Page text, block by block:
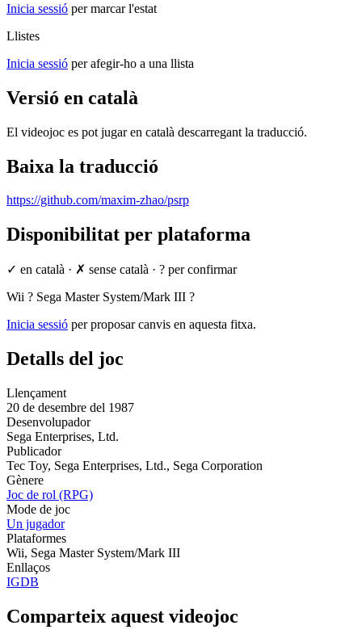
Inicia sessió per marcar l'estat
Llistes
Inicia sessió per afegir-ho a una llista
Versió en català
El videojoc es pot jugar en català descarregant la traducció.
Baixa la traducció
https://github.com/maxim-zhao/psrp
Disponibilitat per plataforma
✓ en català · ✗ sense català · ? per confirmar
Wii ? Sega Master System/Mark III ?
Inicia sessió per proposar canvis en aquesta fitxa.
Detalls del joc
Llençament
20 de desembre del 1987
Desenvolupador
Sega Enterprises, Ltd.
Publicador
Tec Toy, Sega Enterprises, Ltd., Sega Corporation
Gènere
Joc de rol (RPG)
Mode de joc
Un jugador
Plataformes
Wii, Sega Master System/Mark III
Enllaços
IGDB
Comparteix aquest videojoc